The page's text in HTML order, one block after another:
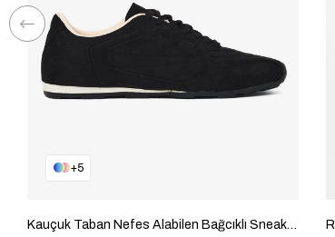
5
Kauçuk Taban Nefes Alabilen Bağcıklı Sneaker Kadın Siyah Süet Sneaker TBKLC010